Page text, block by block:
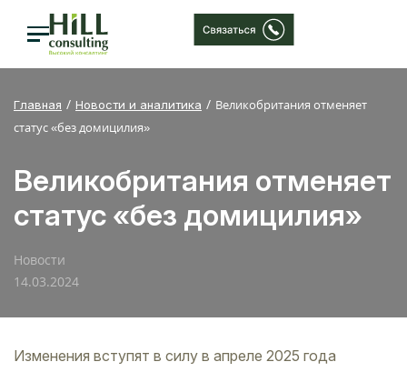
Главная Новости и аналитика
Великобритания отменяет
статус «без домицилия»
Великобритания отменяет
статус «без домицилия»
Новости
14.03.2024
Изменения вступят в силу в апреле 2025 года